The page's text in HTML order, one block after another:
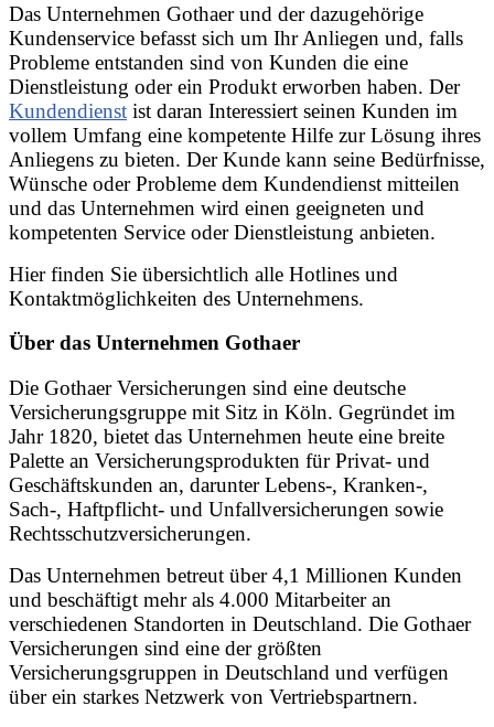
Das Unternehmen Gothaer und der dazugehörige
Kundenservice befasst sich um Ihr Anliegen und, falls
Probleme entstanden sind von Kunden die eine
Dienstleistung oder ein Produkt erworben haben. Der
Kundendienst ist daran Interessiert seinen Kunden im
vollem Umfang eine kompetente Hilfe zur Lösung ihres
Anliegens zu bieten. Der Kunde kann seine Bedürfnisse,
Wünsche oder Probleme dem Kundendienst mitteilen
und das Unternehmen wird einen geeigneten und
kompetenten Service oder Dienstleistung anbieten.
Hier finden Sie übersichtlich alle Hotlines und
Kontaktmöglichkeiten des Unternehmens.
Über das Unternehmen Gothaer
Die Gothaer Versicherungen sind eine deutsche
Versicherungsgruppe mit Sitz in Köln. Gegründet im
Jahr 1820, bietet das Unternehmen heute eine breite
Palette an Versicherungsprodukten für Privat- und
Geschäftskunden an, darunter Lebens-, Kranken-,
Sach-, Haftpflicht- und Unfallversicherungen sowie
Rechtsschutzversicherungen.
Das Unternehmen betreut über 4,1 Millionen Kunden
und beschäftigt mehr als 4.000 Mitarbeiter an
verschiedenen Standorten in Deutschland. Die Gothaer
Versicherungen sind eine der größten
Versicherungsgruppen in Deutschland und verfügen
über ein starkes Netzwerk von Vertriebspartnern.